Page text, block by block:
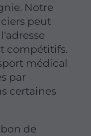
Notre
peut
compétitifs.
médical
par
certaines
de